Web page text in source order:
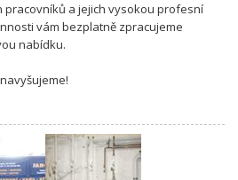
pracovníků a jejich vysokou profesní
vám bezplatně zpracujeme
nabídku.